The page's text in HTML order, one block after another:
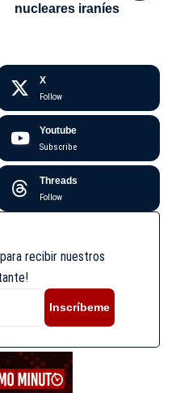
nucleares iraníes
X
Follow
Youtube
Subscribe
Threads
Follow
recibir nuestros
Inscríbeme